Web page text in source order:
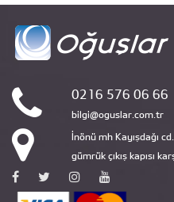
0216 576 06 66
bilgi@oguslar.com.tr
İnönü mh Kayışdağı
gümrük çıkış kapısı